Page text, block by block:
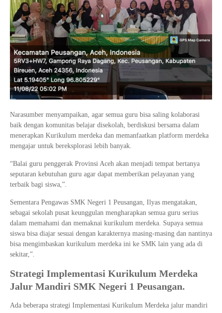
Narasumber menyampaikan, agar semua guru bisa saling kolaborasi
baik dengan komunitas belajar disekolah, berdiskusi bersama dalam
menerapkan Kurikulum merdeka dan memanfaatkan platform merdeka
mengajar untuk bereksplorasi lebih banyak.
“Balai guru penggerak Provinsi Aceh akan menjadi tempat bertanya
seputaran kebutuhan guru agar dapat memberikan pelayanan yang
terbaik bagi siswa,”.
Sementara Pengawas SMK Negeri 1 Peusangan, Ilyas mengatakan,
sebagai sekolah pusat keunggulan mengharapkan semua guru serius
dalam memahami dan memaknai kurikulum merdeka. Supaya semua
siswa bisa diajar sesuai dengan karakternya masing-masing dan nantinya
bisa mengimbaskan kurikulum merdeka ini ke SMK lain yang ada di
sekitar,”.
Strategi Implementasi Kurikulum Merdeka
Jalur Mandiri SMK Negeri 1 Peusangan.
Ada beberapa strategi Implementasi Kurikulum Merdeka jalur mandiri